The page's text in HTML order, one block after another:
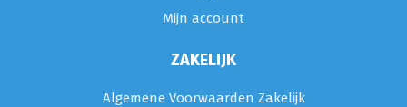
Mijn account
ZAKELIJK
Algemene Voorwaarden Zakelijk